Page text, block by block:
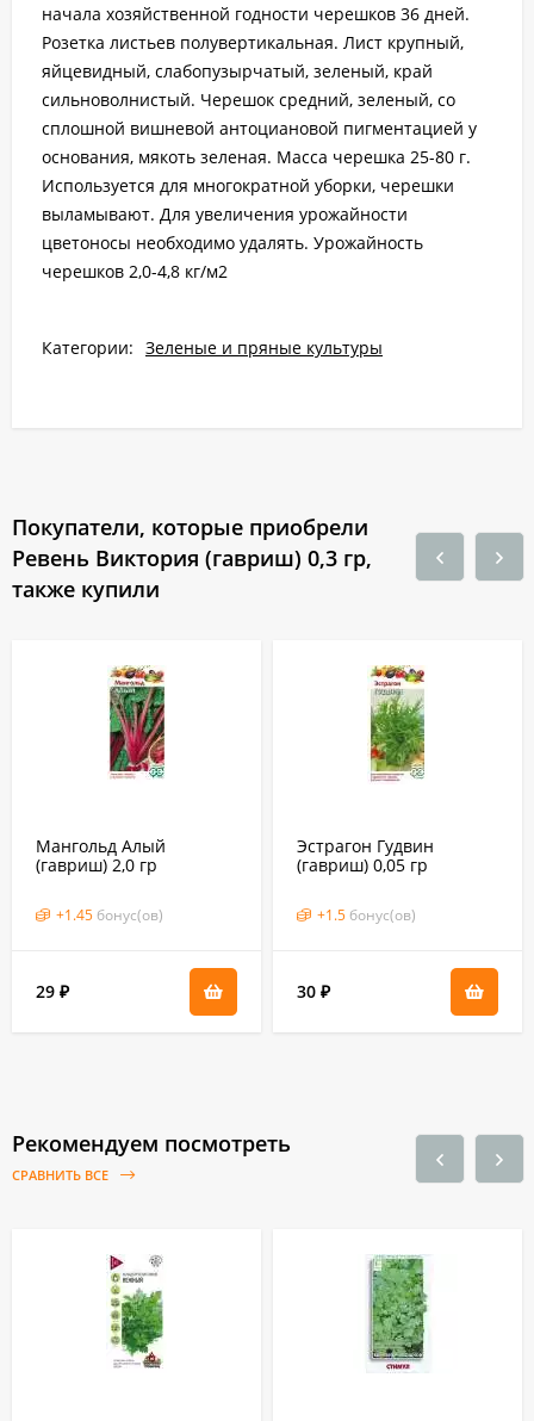
начала хозяйственной годности черешков 36 дней.
Розетка листьев полувертикальная. Лист крупный,
яйцевидный, слабопузырчатый, зеленый, край
сильноволнистый. Черешок средний, зеленый, со
сплошной вишневой антоциановой пигментацией у
основания, мякоть зеленая. Масса черешка 25-80 г.
Используется для многократной уборки, черешки
выламывают. Для увеличения урожайности
цветоносы необходимо удалять. Урожайность
черешков 2,0-4,8 кг/м2
Категории: Зеленые и пряные культуры
Покупатели, которые приобрели
Ревень Виктория (гавриш) 0,3 гр,
также купили
Мангольд Алый
(гавриш) 2,0 гр
+1.45 бонус(ов)
29 ₽
Эстрагон Гудвин
(гавриш) 0,05 гр
+1.5 бонус(ов)
30 ₽
Рекомендуем посмотреть
СРАВНИТЬ ВСЕ